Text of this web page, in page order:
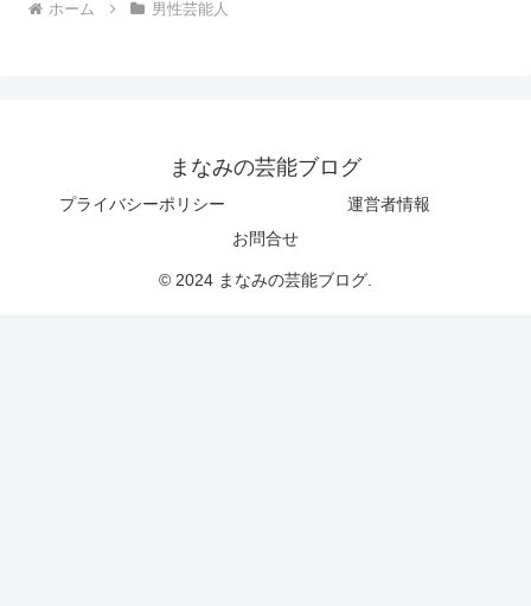
ホーム 男性芸能人
まなみの芸能ブログ
プライバシーポリシー
運営者情報
お問合せ
© 2024 まなみの芸能ブログ.